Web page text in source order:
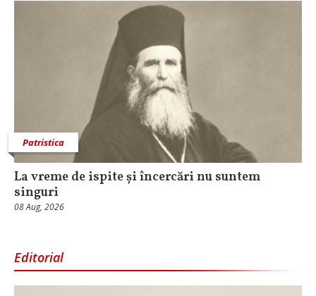
Patristica
La vreme de ispite și încercări nu suntem
singuri
08 Aug, 2026
Editorial